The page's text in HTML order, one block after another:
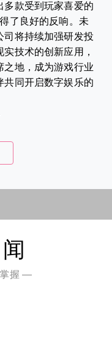
多款受到玩家喜爱的
了良好的反响。未
司将持续加强研发投
技术的创新应用，
之地，成为游戏行业
共同开启数字娱乐的
握 —